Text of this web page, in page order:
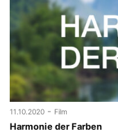
11.10.2020 - Film
Harmonie der Farben